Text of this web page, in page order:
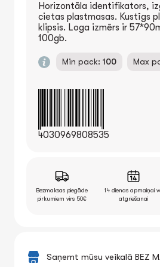
Horizontāla identifikators,
cietas plastmasas. Kustīgs
klipsis. Loga izmērs ir
100gb.
Min pack: 100 Max
4030969808535
Bezmaksas piegāde
pirkumiem virs 50€
14 dienas apmaiņai
atgriešanai
Saņemt mūsu veikalā BEZ